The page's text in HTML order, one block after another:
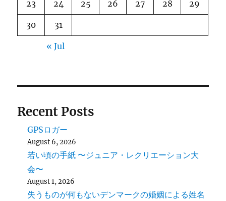
23 24 25 26 27 28 29
30 31
« Jul
Recent Posts
GPSロガー
August 6, 2026
若い頃の手紙 〜ジュニア・レクリエーション大
会〜
August 1, 2026
失うものが何もないデンマークの婚姻による姓名